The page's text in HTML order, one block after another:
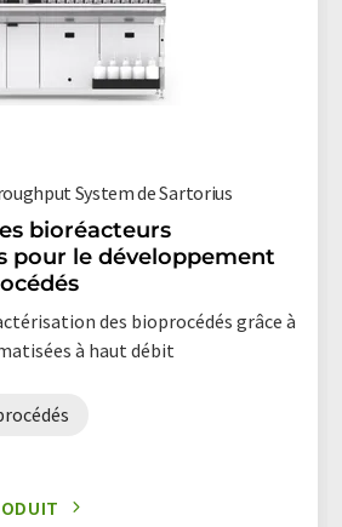
System de Sartorius
bioréacteurs
pour le développement
des bioprocédés grâce à
à haut débit